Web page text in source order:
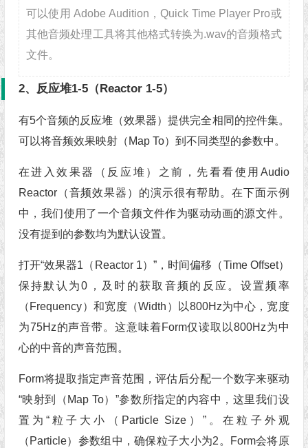
可以使用 Adobe Audition，Quick Time Player Pro或
其他音频处理工具将其他格式转换为.wav的音频格式
文件。
2、反应堆1-5（Reactor 1-5）
有5个音频的反应堆（效果器）提供完全相同的控件集。
可以将音频效果映射（Map To）到不同类型的参数中。
在进入效果器（反应堆）之前，先看看使用Audio
Reactor（音频效果器）的演示很有帮助。在下面示例
中，我们使用了一个音频文件作为驱动动画的源文件。
没有提到的参数均为默认设置。
打开“效果器1（Reactor 1）”，时间偏移（Time Offset）
保持默认为0，及时的获取音频的反应。设置频率
（Frequency）和宽度（Width）以800Hz为中心，宽度
为75Hz的声音带。这意味着Form仅读取以800Hz为中
心的中音的声音范围。
Form将提取指定声音范围，评估后分配一个数字来驱动
“映射到（Map To）”参数所指定的内容中，这里我们设
置为“粒子大小（Particle Size）”。在粒子外观
（Particle）参数组中，确保粒子大小为2。Form会将原